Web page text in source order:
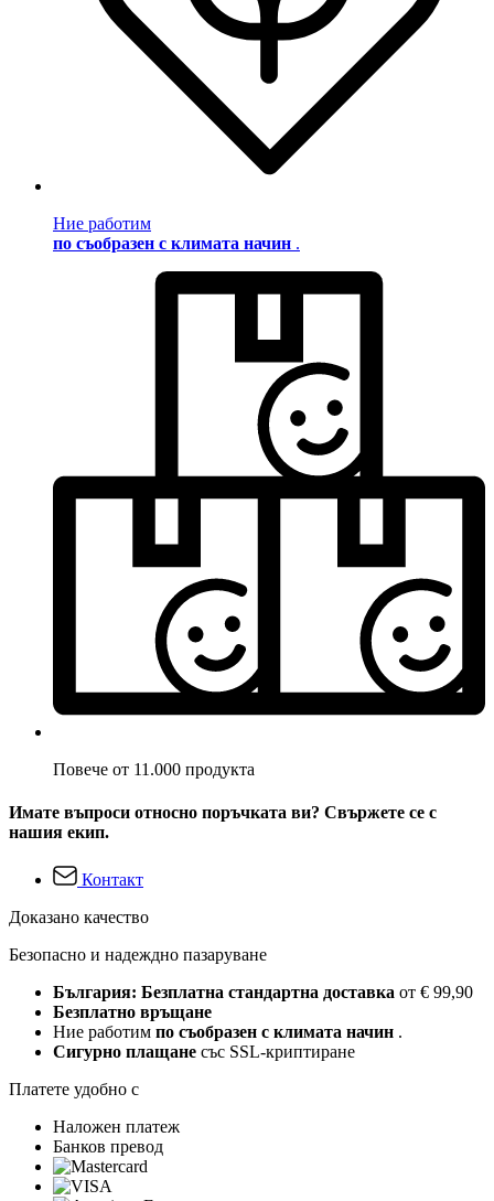
Ние работим
по съобразен с климата начин .
Повече от 11.000 продукта
Имате въпроси относно поръчката ви? Свържете се с
нашия екип.
Контакт
Доказано качество
Безопасно и надеждно пазаруване
България: Безплатна стандартна доставка от € 99,90
Безплатно връщане
Ние работим по съобразен с климата начин .
Сигурно плащане със SSL-криптиране
Платете удобно с
Наложен платеж
Банков превод